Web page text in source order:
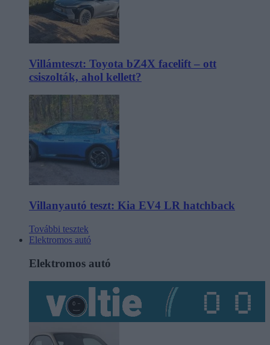
Villámteszt: Toyota bZ4X facelift – ott
csiszolták, ahol kellett?
Villanyautó teszt: Kia EV4 LR hatchback
További tesztek
Elektromos autó
Elektromos autó